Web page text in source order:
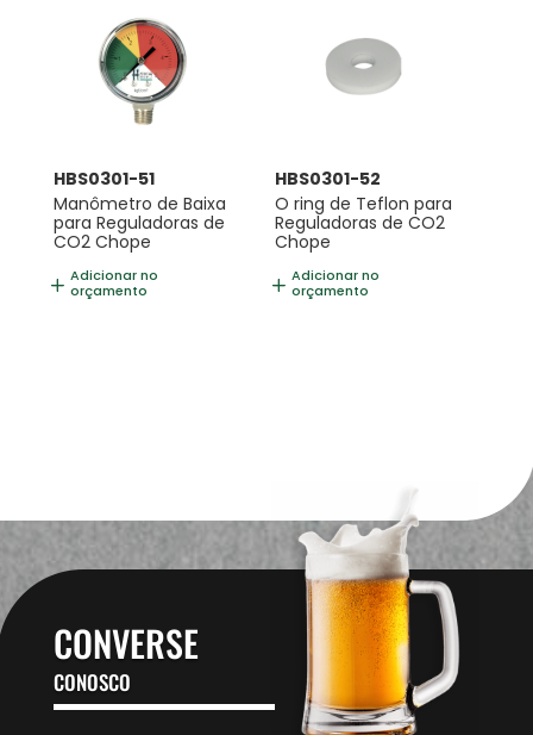
HBS0301-51
Manômetro de Baixa
para Reguladoras de
CO2 Chope
Adicionar no
orçamento
HBS0301-52
O ring de Teflon para
Reguladoras de CO2
Chope
Adicionar no
orçamento
CONVERSE
CONOSCO